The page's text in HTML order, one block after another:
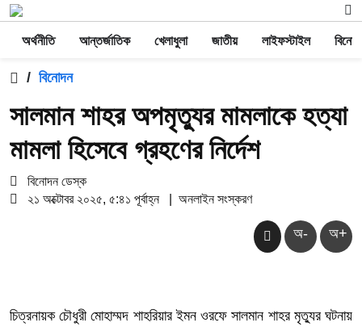
অর্থনীতি আন্তর্জাতিক খেলাধুলা জাতীয় লাইফস্টাইল
/ বিনোদন
সালমান শাহর অপমৃত্যুর মামলাকে হত্যা
মামলা হিসেবে গ্রহণের নির্দেশ
বিনোদন ডেস্ক
২১ অক্টোবর ২০২৫, ৫:৪১ পূর্বাহ্ন
অনলাইন সংস্করণ
অ- অ+
চিত্রনায়ক চৌধুরী মোহাম্মদ শাহরিয়ার ইমন ওরফে সালমান শাহর মৃত্যুর ঘটনায়